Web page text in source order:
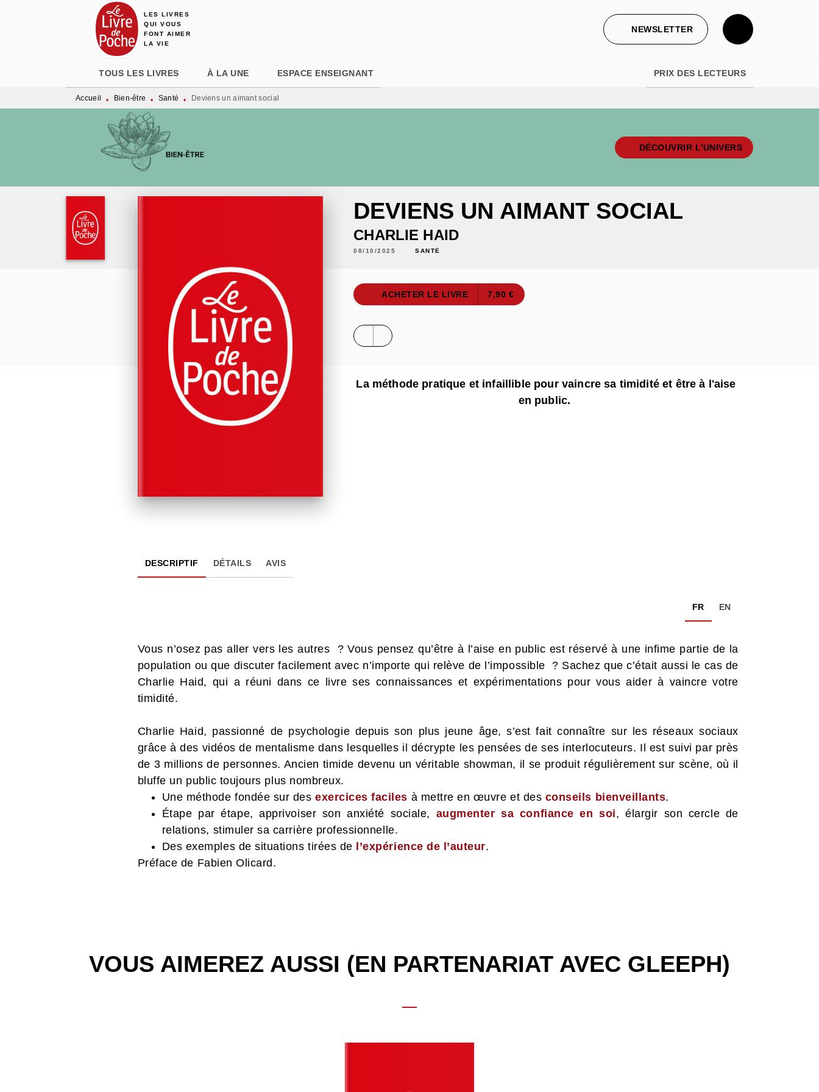
MENU RECHERCHE
LES LIVRES
QUI VOUS
FONT AIMER
LA VIE
NEWSLETTER
TOUS LES LIVRES À LA UNE ESPACE ENSEIGNANT PRIX DES LECTEURS
Accueil • Bien-être • Santé • Deviens un aimant social
DÉCOUVRIR L'UNIVERS
DEVIENS UN AIMANT SOCIAL
CHARLIE HAID
08/10/2025 SANTÉ
ACHETER LE LIVRE 7,90 €
La méthode pratique et infaillible pour vaincre sa timidité et être à l'aise
en public.
DESCRIPTIF DÉTAILS AVIS
FR EN
Vous n’osez pas aller vers les autres ? Vous pensez qu’être à l’aise en public est réservé à une infime partie de la
population ou que discuter facilement avec n’importe qui relève de l’impossible ? Sachez que c’était aussi le cas de
Charlie Haid, qui a réuni dans ce livre ses connaissances et expérimentations pour vous aider à vaincre votre
timidité.
Charlie Haid, passionné de psychologie depuis son plus jeune âge, s’est fait connaître sur les réseaux sociaux
grâce à des vidéos de mentalisme dans lesquelles il décrypte les pensées de ses interlocuteurs. Il est suivi par près
de 3 millions de personnes. Ancien timide devenu un véritable showman, il se produit régulièrement sur scène, où il
bluffe un public toujours plus nombreux.
Une méthode fondée sur des exercices faciles à mettre en œuvre et des conseils bienveillants.
Étape par étape, apprivoiser son anxiété sociale, augmenter sa confiance en soi, élargir son cercle de
relations, stimuler sa carrière professionnelle.
Des exemples de situations tirées de l’expérience de l’auteur.
Préface de Fabien Olicard.
VOUS AIMEREZ AUSSI (EN PARTENARIAT AVEC GLEEPH)